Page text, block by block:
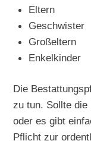
Eltern
Geschwister
Großeltern
Enkelkinder
Die
zu tun. Sollte die
oder es gibt
Pflicht zur